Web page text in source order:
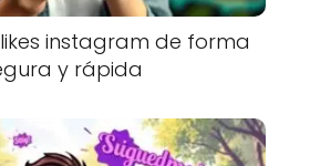
instagram de forma
y rápida